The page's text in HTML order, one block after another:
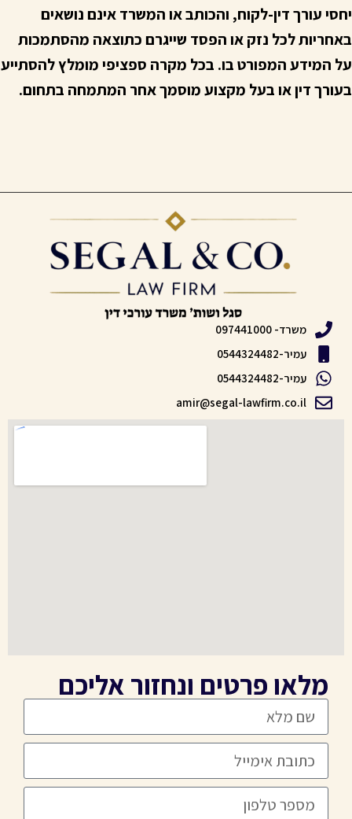
יחסי עורך דין-לקוח, והכותב או המשרד אינם נושאים
באחריות לכל נזק או הפסד שייגרם כתוצאה מהסתמכות
על המידע המפורט בו. בכל מקרה ספציפי מומלץ להסתייע
בעורך דין או בעל מקצוע מוסמך אחר המתמחה בתחום.
משרד- 097441000
עמיר-0544324482
עמיר-0544324482
amir@segal-lawfirm.co.il
מלאו פרטים ונחזור אליכם